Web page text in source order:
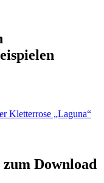
Download